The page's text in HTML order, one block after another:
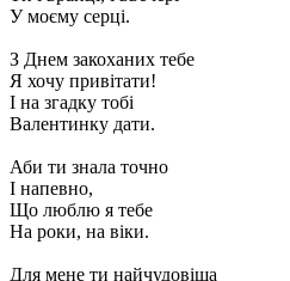
У моєму серці.
З Днем закоханих тебе
Я хочу привітати!
І на згадку тобі
Валентинку дати.
Аби ти знала точно
І напевно,
Що люблю я тебе
На роки, на віки.
Для мене ти найчудовіша